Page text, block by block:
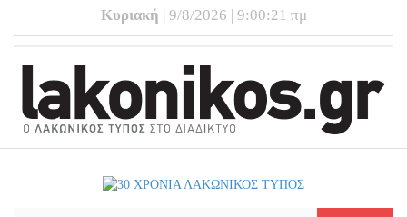
Κυριακή | 9/8/2026 | 9:00:21 πμ